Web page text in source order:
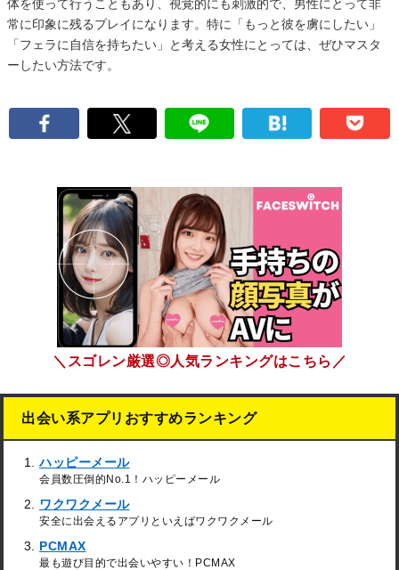
体を使って行うこともあり、視覚的にも刺激的で、男性にとって非
常に印象に残るプレイになります。特に「もっと彼を虜にしたい」
「フェラに自信を持ちたい」と考える女性にとっては、ぜひマスタ
ーしたい方法です。
＼スゴレン厳選◎人気ランキングはこちら／
出会い系アプリおすすめランキング
ハッピーメール
会員数圧倒的No.1！ハッピーメール
ワクワクメール
安全に出会えるアプリといえばワクワクメール
PCMAX
最も遊び目的で出会いやすい！PCMAX